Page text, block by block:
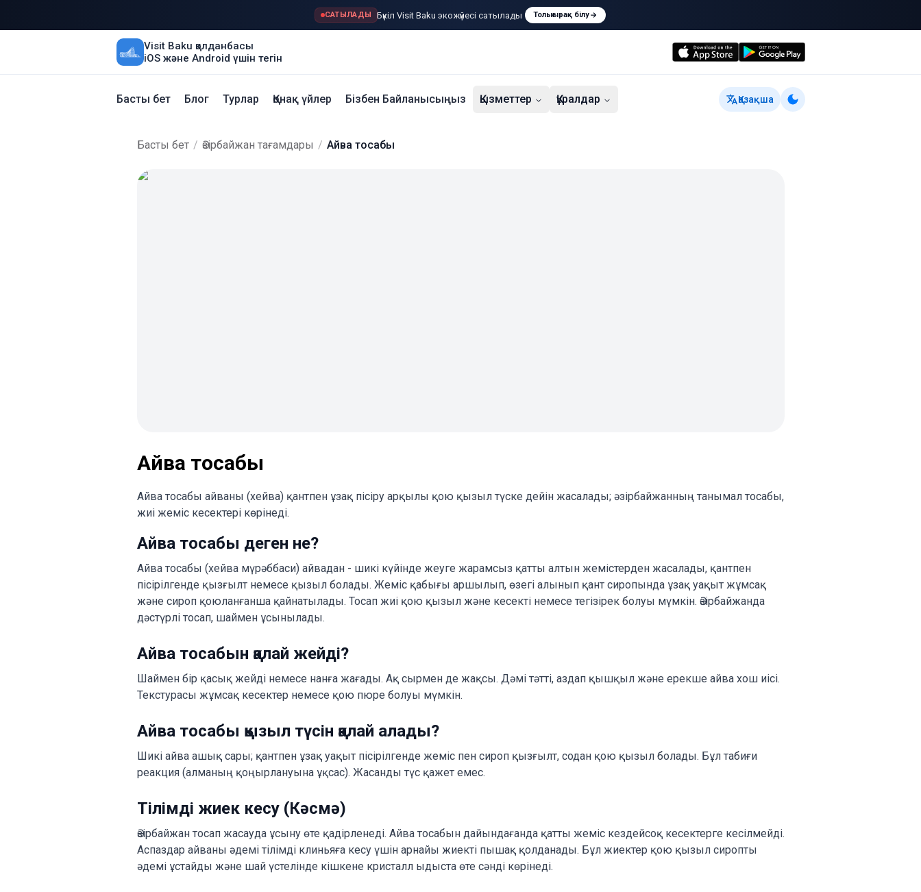
САТЫЛАДЫ Бүкіл Visit Baku экожүйесі сатылады Толығырақ білу
Visit Baku қолданбасы
iOS және Android үшін тегін
Басты бет Блог Турлар Қонақ үйлер Бізбен Байланысыңыз Қызметтер Құралдар Қазақша
Басты бет / Әзірбайжан тағамдары / Айва тосабы
Айва тосабы
Айва тосабы айваны (хейва) қантпен ұзақ пісіру арқылы қою қызыл түске дейін жасалады; әзірбайжанның танымал тосабы,
жиі жеміс кесектері көрінеді.
Айва тосабы деген не?
Айва тосабы (хейва мүрәббаси) айвадан - шикі күйінде жеуге жарамсыз қатты алтын жемістерден жасалады, қантпен
пісірілгенде қызғылт немесе қызыл болады. Жеміс қабығы аршылып, өзегі алынып қант сиропында ұзақ уақыт жұмсақ
және сироп қоюланғанша қайнатылады. Тосап жиі қою қызыл және кесекті немесе тегізірек болуы мүмкін. Әзірбайжанда
дәстүрлі тосап, шаймен ұсынылады.
Айва тосабын қалай жейді?
Шаймен бір қасық жейді немесе нанға жағады. Ақ сырмен де жақсы. Дәмі тәтті, аздап қышқыл және ерекше айва хош иісі.
Текстурасы жұмсақ кесектер немесе қою пюре болуы мүмкін.
Айва тосабы қызыл түсін қалай алады?
Шикі айва ашық сары; қантпен ұзақ уақыт пісірілгенде жеміс пен сироп қызғылт, содан қою қызыл болады. Бұл табиғи
реакция (алманың қоңырлануына ұқсас). Жасанды түс қажет емес.
Тілімді жиек кесу (Кәсмә)
Әзірбайжан тосап жасауда ұсыну өте қадірленеді. Айва тосабын дайындағанда қатты жеміс кездейсоқ кесектерге кесілмейді.
Аспаздар айваны әдемі тілімді клиньяға кесу үшін арнайы жиекті пышақ қолданады. Бұл жиектер қою қызыл сиропты
әдемі ұстайды және шай үстелінде кішкене кристалл ыдыста өте сәнді көрінеді.